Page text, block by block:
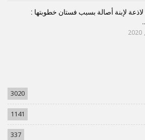
لاذعة لإبنة أصالة بسبب فستان خطوبتها :
3020
1141
337